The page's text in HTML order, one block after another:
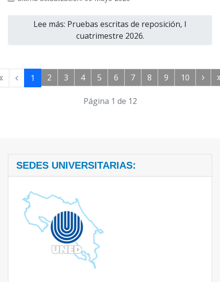
Lee más: Pruebas escritas de reposición, I
cuatrimestre 2026.
1 2 3 4 5 6 7 8 9 10
Página 1 de 12
SEDES UNIVERSITARIAS: